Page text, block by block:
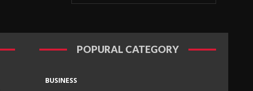
POPURAL CATEGORY
BUSINESS